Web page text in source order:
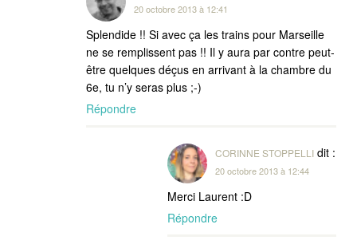
20 octobre 2013 à 12:41
Splendide !! Si avec ça les trains pour Marseille
ne se remplissent pas !! Il y aura par contre peut-
être quelques déçus en arrivant à la chambre du
6e, tu n’y seras plus ;-)
Répondre
CORINNE STOPPELLI dit :
20 octobre 2013 à 12:44
Merci Laurent :D
Répondre